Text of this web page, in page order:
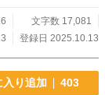
文字数 17,081
登録日 2025.10.13
入り追加 403